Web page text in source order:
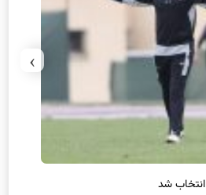
شد
›